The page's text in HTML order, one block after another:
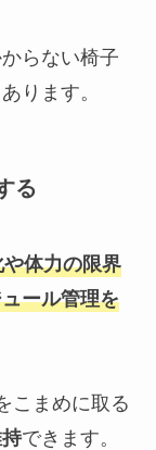
らない椅子
ります。
る
体力の限界
ール管理を
こまめに取る
できます。